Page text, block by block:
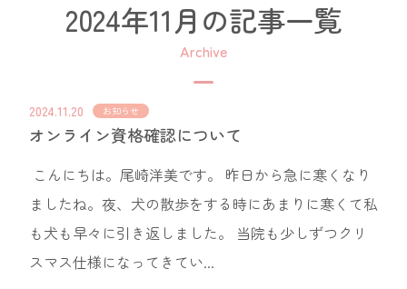
2024年11月の記事一覧
Archive
2024.11.20 お知らせ
オンライン資格確認について
こんにちは。尾崎洋美です。 昨日から急に寒くなり
ましたね。夜、犬の散歩をする時にあまりに寒くて私
も犬も早々に引き返しました。 当院も少しずつクリ
スマス仕様になってきてい...